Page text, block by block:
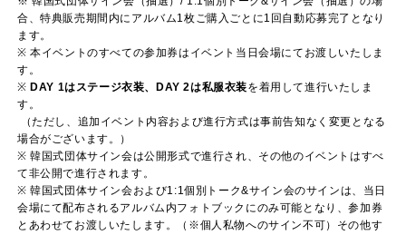
合、特典販売期間内にアルバム1枚ご購入ごとに1回自動応募完了となり
ます。
※ 本イベントのすべての参加券はイベント当日会場にてお渡しいたしま
す。
※ DAY 1はステージ衣装、DAY 2は私服衣装を着用して進行いたしま
す。
（ただし、追加イベント内容および進行方式は事前告知なく変更となる
場合がございます。）
※ 韓国式団体サイン会は公開形式で進行され、その他のイベントはすべ
て非公開で進行されます。
※ 韓国式団体サイン会および1:1個別トーク&サイン会のサインは、当日
会場にて配布されるアルバム内フォトブックにのみ可能となり、参加券
とあわせてお渡しいたします。（※個人私物へのサイン不可）その他す